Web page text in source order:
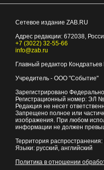
Сетевое издание ZAB.RU
Адрес редакции: 672038,
+7 (3022) 32-55-66
info@zab.ru
Главный редактор
Учредитель - ООО "Событие"
Зарегистрировано
Регистрационный номер: ЭЛ
Редакция не несет
Запрещено полное или
изображения. При любом
информации не должен
Территория
Языки: русский, английский
Политика в отношении